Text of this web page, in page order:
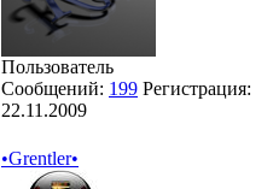
Пользователь
Сообщений: 199 Регистрация:
22.11.2009
•Grentler•